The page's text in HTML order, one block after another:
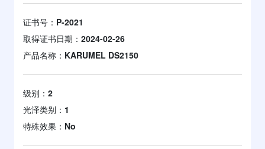
证书号： P-2021
取得证书日期： 2024-02-26
产品名称： KARUMEL DS2150
级别： 2
光泽类别： 1
特殊效果： No